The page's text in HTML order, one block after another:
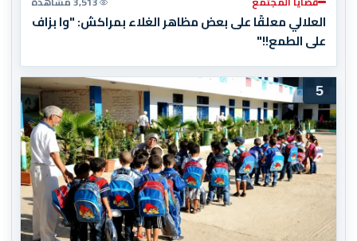
العلالي معلقًا على بعض مظاهر الغلاء بمراكش: "وا بزاف
على الطمع!!"
5